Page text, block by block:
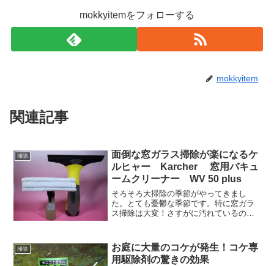
mokkyitemをフォローする
mokkyitem
関連記事
掃除
面倒な窓ガラス掃除が楽になるケ
ルヒャー Karcher 窓用バキュ
ームクリーナー WV 50 plus
そろそろ大掃除の季節がやってきまし
た。とても憂鬱な季節です。特に窓ガラ
ス掃除は大変！さすがに汚れているのを
手間になる。それをかなり楽にしてくれ
るのがこのケルヒャーの窓用...
掃除
お庭に大量のコケが発生！コケ専
用駆除剤の驚きの効果